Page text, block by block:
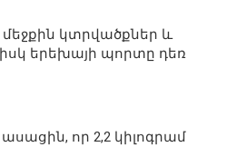
կտրվածքներ և
երեխայի պորտը դեռ
որ 2,2 կիլոգրամ